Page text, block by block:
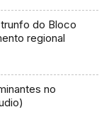
do Bloco
regional
no